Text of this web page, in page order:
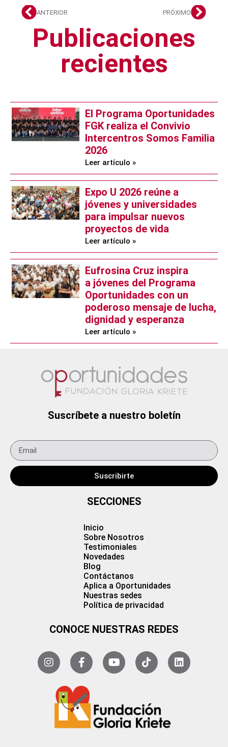
ANTERIOR PRÓXIMO
Publicaciones
recientes
El Programa Oportunidades
FGK realiza el Convivio
Intercentros Somos Familia
2026
Leer artículo »
Expo U 2026 reúne a
jóvenes y universidades
para impulsar nuevos
proyectos de vida
Leer artículo »
Eufrosina Cruz inspira
a jóvenes del Programa
Oportunidades con un
poderoso mensaje de lucha,
dignidad y esperanza
Leer artículo »
Suscríbete a nuestro boletín
Suscribirte
SECCIONES
Inicio
Sobre Nosotros
Testimoniales
Novedades
Blog
Contáctanos
Aplica a Oportunidades
Nuestras sedes
Política de privacidad
CONOCE NUESTRAS REDES